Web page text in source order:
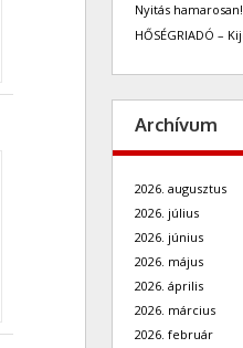
Nyitás hamarosan!
HŐSÉGRIADÓ –
Archívum
2026. augusztus
2026. július
2026. június
2026. május
2026. április
2026. március
2026. február